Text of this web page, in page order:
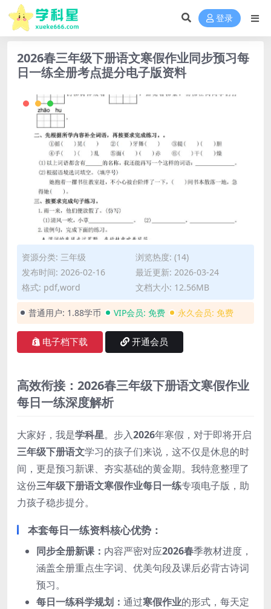
登录
2026春三年级下册语文寒假作业同步预习每
日一练全册考点提分电子版资料
资源分类: 三年级
浏览热度: (14)
发布时间: 2026-02-16
最近更新: 2026-03-24
格式: pdf,word
文档大小: 12.56MB
普通用户: 1.88学币 VIP会员: 免费 永久会员: 免费
电子档下载 开通会员
高效衔接：2026春三年级下册语文寒假作业
每日一练深度解析
大家好，我是学科星。步入2026年寒假，对于即将开启
三年级下册语文学习的孩子们来说，这不仅是休息的时
间，更是预习新课、夯实基础的黄金期。我特意整理了
这份三年级下册语文寒假作业每日一练专项电子版，助
力孩子稳步提分。
本套每日一练资料核心优势：
同步全册新课： 内容严密对应2026春季教材进度，
涵盖全册重点生字词、优美句段及课后必背古诗词
预习。
每日一练科学规划： 通过寒假作业的形式，每天定